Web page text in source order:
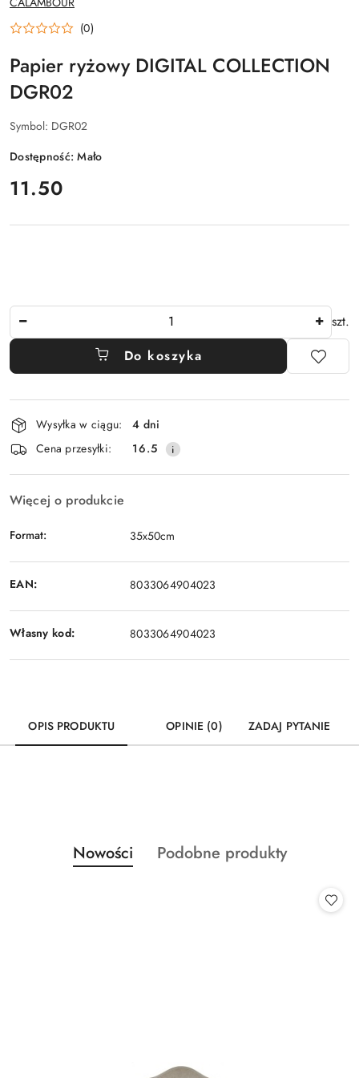
PRODUCENTA:
(0)
Papier ryżowy DIGITAL COLLECTION
DGR02
Symbol: DGR02
Dostępność:Mało
cena:
11.50
szt.
Do koszyka
Dostępność
i
dostawa
Wysyłka w ciągu:
4 dni
Cena przesyłki:
16.5
Więcej o produkcie
Format: 35x50cm
EAN: 8033064904023
Własny kod: 8033064904023
OPIS PRODUKTU OPINIE (0) ZADAJ PYTANIE
Pomiń karuzelę produktów
Produkty
o
Nowości
Produkty
Podobne produkty